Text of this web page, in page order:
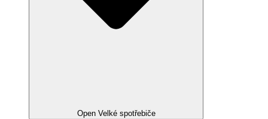
Open Velké spotřebiče